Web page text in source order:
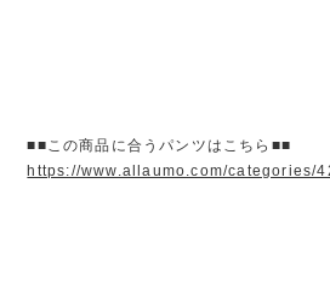
■■この商品に合うパンツはこちら■■
https://www.allaumo.com/categories/